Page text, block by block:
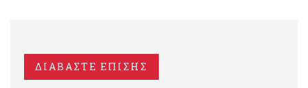
ΔΙΑΒΑΣΤΕ ΕΠΙΣΗΣ